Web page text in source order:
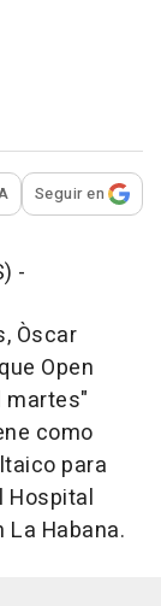
para
Seguir en
-
Òscar
Open
martes"
como
para
Hospital
Habana.